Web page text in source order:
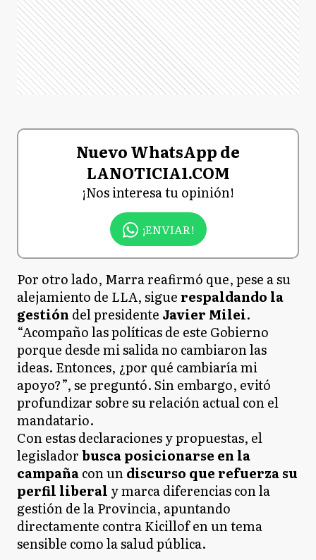
Nuevo WhatsApp de
LANOTICIA1.COM
¡Nos interesa tu opinión!
¡ENVIAR!
Por otro lado, Marra reafirmó que, pese a su
alejamiento de LLA, sigue respaldando la
gestión del presidente Javier Milei.
“Acompaño las políticas de este Gobierno
porque desde mi salida no cambiaron las
ideas. Entonces, ¿por qué cambiaría mi
apoyo?”, se preguntó. Sin embargo, evitó
profundizar sobre su relación actual con el
mandatario.
Con estas declaraciones y propuestas, el
legisladorbusca posicionarse en la
campañacon undiscurso que refuerza su
perfil liberal y marca diferencias con la
gestión de la Provincia, apuntando
directamente contra Kicillof en un tema
sensible como la salud pública.